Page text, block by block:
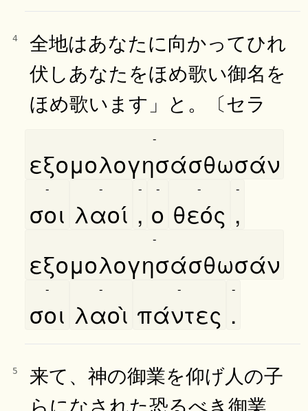
4
全地はあなたに向かってひれ
伏しあなたをほめ歌い御名を
ほめ歌います」と。〔セラ
εξομολογησάσθωσάν
-
σοι
-
λαοί
-
,
-
ο
-
θεός
-
,
-
εξομολογησάσθωσάν
-
σοι
-
λαοὶ
-
πάντες
-
.
-
5
来て、神の御業を仰げ人の子
らになされた恐るべき御業